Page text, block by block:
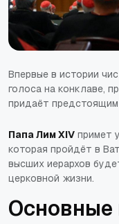
Впервые в истории
голоса на конклаве,
придаёт
Папа Лим XIV примет
которая пройдёт в
высших иерархов
церковной жизни.
Основные